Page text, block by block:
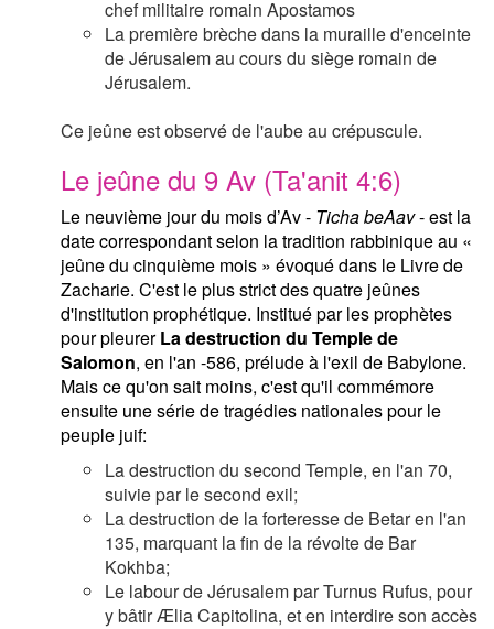
chef militaire romain Apostamos
La première brèche dans la muraille d'enceinte
de Jérusalem au cours du siège romain de
Jérusalem.
Ce jeûne est observé de l'aube au crépuscule.
Le jeûne du 9 Av (Ta'anit 4:6)
Le neuvième jour du mois d’Av - Ticha beAav- est la
date correspondant selon la tradition rabbinique au «
jeûne du cinquième mois » évoqué dans le Livre de
Zacharie. C'est le plus strict des quatre jeûnes
d'institution prophétique. Institué par les prophètes
pour pleurerLa destruction du Temple de
Salomon, en l'an -586, prélude à l'exil de Babylone.
Mais ce qu'on sait moins, c'est qu'il commémore
ensuite une série de tragédies nationales pour le
peuple juif:
La destruction du second Temple, en l'an 70,
suivie par le second exil;
La destruction de la forteresse de Betar en l'an
135, marquant la fin de la révolte de Bar
Kokhba;
Le labour de Jérusalem par Turnus Rufus, pour
y bâtir Ælia Capitolina, et en interdire son accès